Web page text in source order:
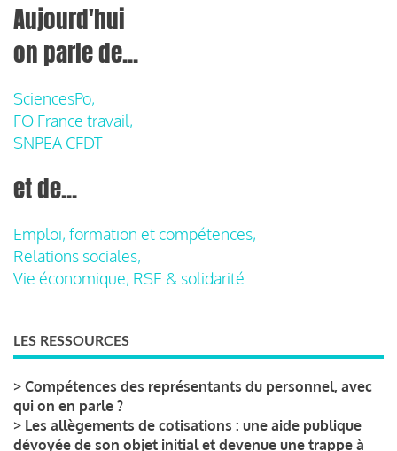
Aujourd'hui
on parle de...
SciencesPo,
FO France travail,
SNPEA CFDT
et de...
Emploi, formation et compétences,
Relations sociales,
Vie économique, RSE & solidarité
LES RESSOURCES
> Compétences des représentants du personnel, avec
qui on en parle ?
> Les allègements de cotisations : une aide publique
dévoyée de son objet initial et devenue une trappe à